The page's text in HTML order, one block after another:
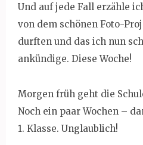
Und auf jede Fall erzähle
von dem schönen Foto-
durften und das ich nun
ankündige. Diese Woche!
Morgen früh geht die
Noch ein paar Wochen –
1. Klasse. Unglaublich!